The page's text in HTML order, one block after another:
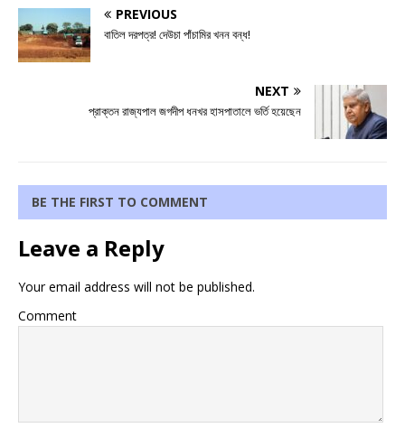
PREVIOUS
বাতিল দরপত্র! দেউচা পাঁচামির খনন বন্ধ!
NEXT
প্রাক্তন রাজ্যপাল জগদীপ ধনখর হাসপাতালে ভর্তি হয়েছেন
BE THE FIRST TO COMMENT
Leave a Reply
Your email address will not be published.
Comment